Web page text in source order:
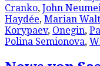
Cranko, John
Haydée, Marian
Korypaev, Onegin,
Polina Semionova,